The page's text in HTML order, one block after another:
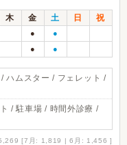
木 金 土 日
祝
● ●
● ●
ハムスター / フェレット /
/ 駐車場 / 時間外診療 /
[7月: 1,819 | 6月: 1,456 ]